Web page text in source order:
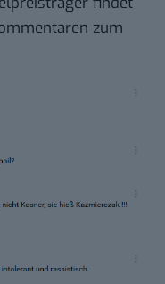
zum